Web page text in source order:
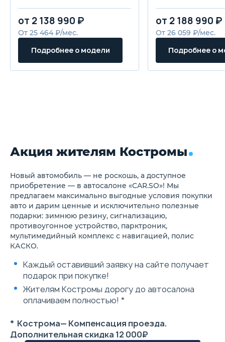
Спинки сидений 2-го ряда,
складывающиеся в
пропорции 60/40
Подушки сидений 2-го ряда,
раскладывающиеся в
пропорции 60/40
Сетчатые карманы на
рулевое колесо
Клавиши переключения
Автоматические
электростеклоподъемники
всех дверей
Атмосферная подсветка
салона
Шторка багажного
отделения
Механизм для фиксации
вещей в багажном отделении
Накладки на пороги из
нержавеющей стали
Металлические накладки на
педали
Цветной дисплей бортового
компьютера в комбинации
приборов
многофункциональный
сенсорный дисплей
Солнцезащитные козырьки с
от 2 138 990 ₽
От 25 464 ₽/мес.
Подробнее о модели
от 2 188 990 ₽
От 26 059 ₽/мес.
Подробнее о
Акция жителям Костромы
Новый автомобиль — не роскошь, а доступное
приобретение — в автосалоне «CAR.SO»! Мы
предлагаем максимально выгодные условия покупки
авто и дарим ценные и исключительно полезные
подарки: зимнюю резину, сигнализацию,
противоугонное устройство, парктроник,
мультимедийный комплекс с навигацией, полис
КАСКО.
Каждый оставивший заявку на сайте получает
подарок при покупке!
Жителям Костромы дорогу до автосалона
оплачиваем полностью! *
* Кострома— Компенсация проезда.
Дополнительная скидка 12 000₽